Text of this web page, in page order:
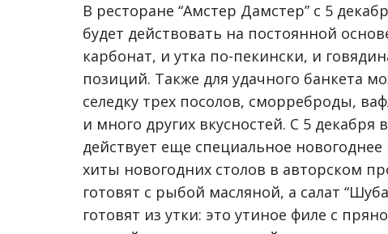
В ресторане “Амстер Дамстер” с 5
будет действовать на постоянной
карбонат, и утка по-пекински, и
позиций. Также для удачного банкета
селедку трех посолов, сморреброды,
и много других вкусностей. С 5
действует еще специальное
хиты новогодних столов в авторском
готовят с рыбой масляной, а салат
готовят из утки: это утиное филе с